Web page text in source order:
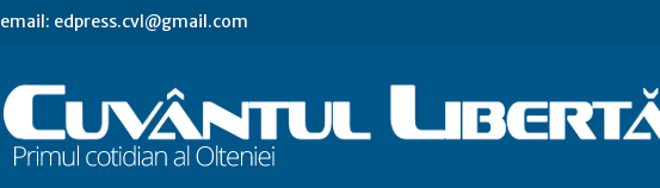
email: edpress.cvl@gmail.com